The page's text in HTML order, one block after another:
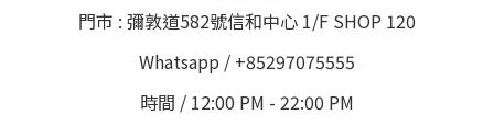
門市 : 彌敦道582號信和中心 1/F SHOP 120
Whatsapp / +85297075555
時間 / 12:00 PM - 22:00 PM